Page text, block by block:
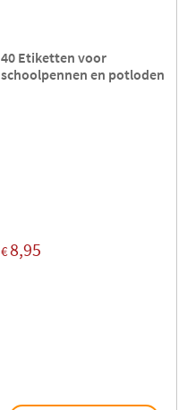
40 Etiketten voor
schoolpennen en potloden
€8,95